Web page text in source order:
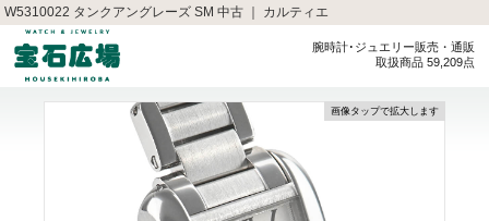
W5310022 タンクアングレーズ SM 中古 ｜ カルティエ
腕時計･ジュエリー販売・通販
取扱商品 59,209点
画像タップで拡大します